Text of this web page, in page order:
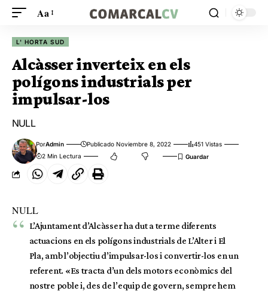
Aa
L' HORTA SUD
Alcàsser inverteix en els
polígons industrials per
impulsar-los
NULL
PorAdmin Publicado Noviembre 8, 2022
451 Vistas
2 Min Lectura
NULL
L’Ajuntament d’Alcàsser ha dut a terme diferents
actuacions en els polígons industrials de L’Alter i El
Pla, amb l’objectiu d’impulsar-los i convertir-los en un
referent. «Es tracta d’un dels motors econòmics del
nostre poble i, des de l’equip de govern, sempre hem